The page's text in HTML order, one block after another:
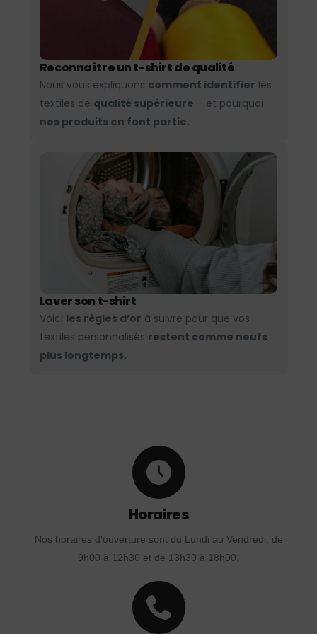
Reconnaître un t-shirt de qualité
Nous vous expliquons comment identifier les
textiles de qualité supérieure – et pourquoi
nos produits en font partie.
Laver son t-shirt
Voici les règles d’or à suivre pour que vos
textiles personnalisés restent comme neufs
plus longtemps.
Horaires
Nos horaires d'ouverture sont du Lundi au Vendredi, de
9h00 à 12h30 et de 13h30 à 18h00.